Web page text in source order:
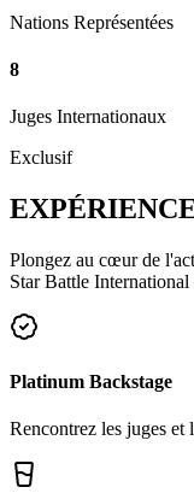
Nations Représentées
8
Juges Internationaux
Exclusif
Plongez au cœur de
Star Battle
Platinum Backstage
Rencontrez les juges et